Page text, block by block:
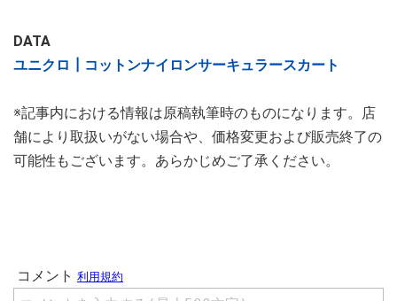
DATA
ユニクロ┃コットンナイロンサーキュラースカート
※記事内における情報は原稿執筆時のものになります。店
舗により取扱いがない場合や、価格変更および販売終了の
可能性もございます。あらかじめご了承ください。